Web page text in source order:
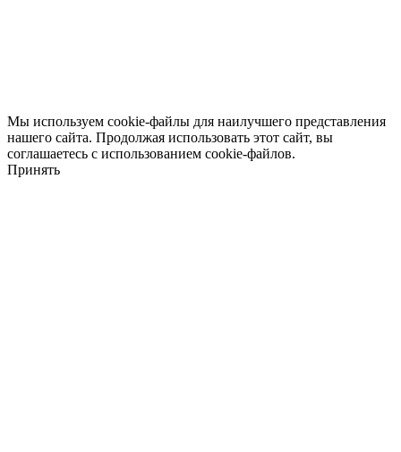
Мы используем cookie-файлы для наилучшего представления
нашего сайта. Продолжая использовать этот сайт, вы
соглашаетесь с использованием cookie-файлов.
Принять